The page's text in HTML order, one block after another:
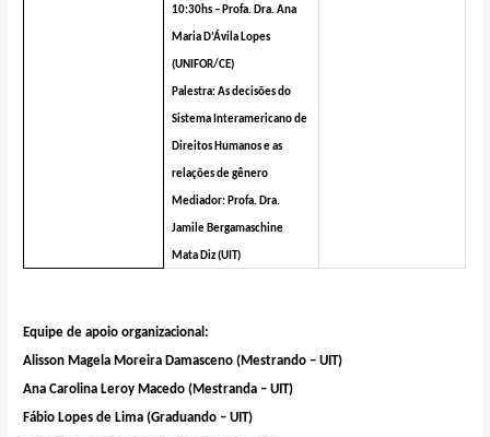
10:30hs – Profa. Dra. Ana
Maria D’Ávila Lopes
(UNIFOR/CE)
Palestra: As decisões do
Sistema Interamericano de
Direitos Humanos e as
relações de gênero
Mediador: Profa. Dra.
Jamile Bergamaschine
Mata Diz (UIT)
Equipe de apoio organizacional:
Alisson Magela Moreira Damasceno(Mestrando – UIT)
Ana Carolina Leroy Macedo(Mestranda – UIT)
Fábio Lopes de Lima (Graduando – UIT)